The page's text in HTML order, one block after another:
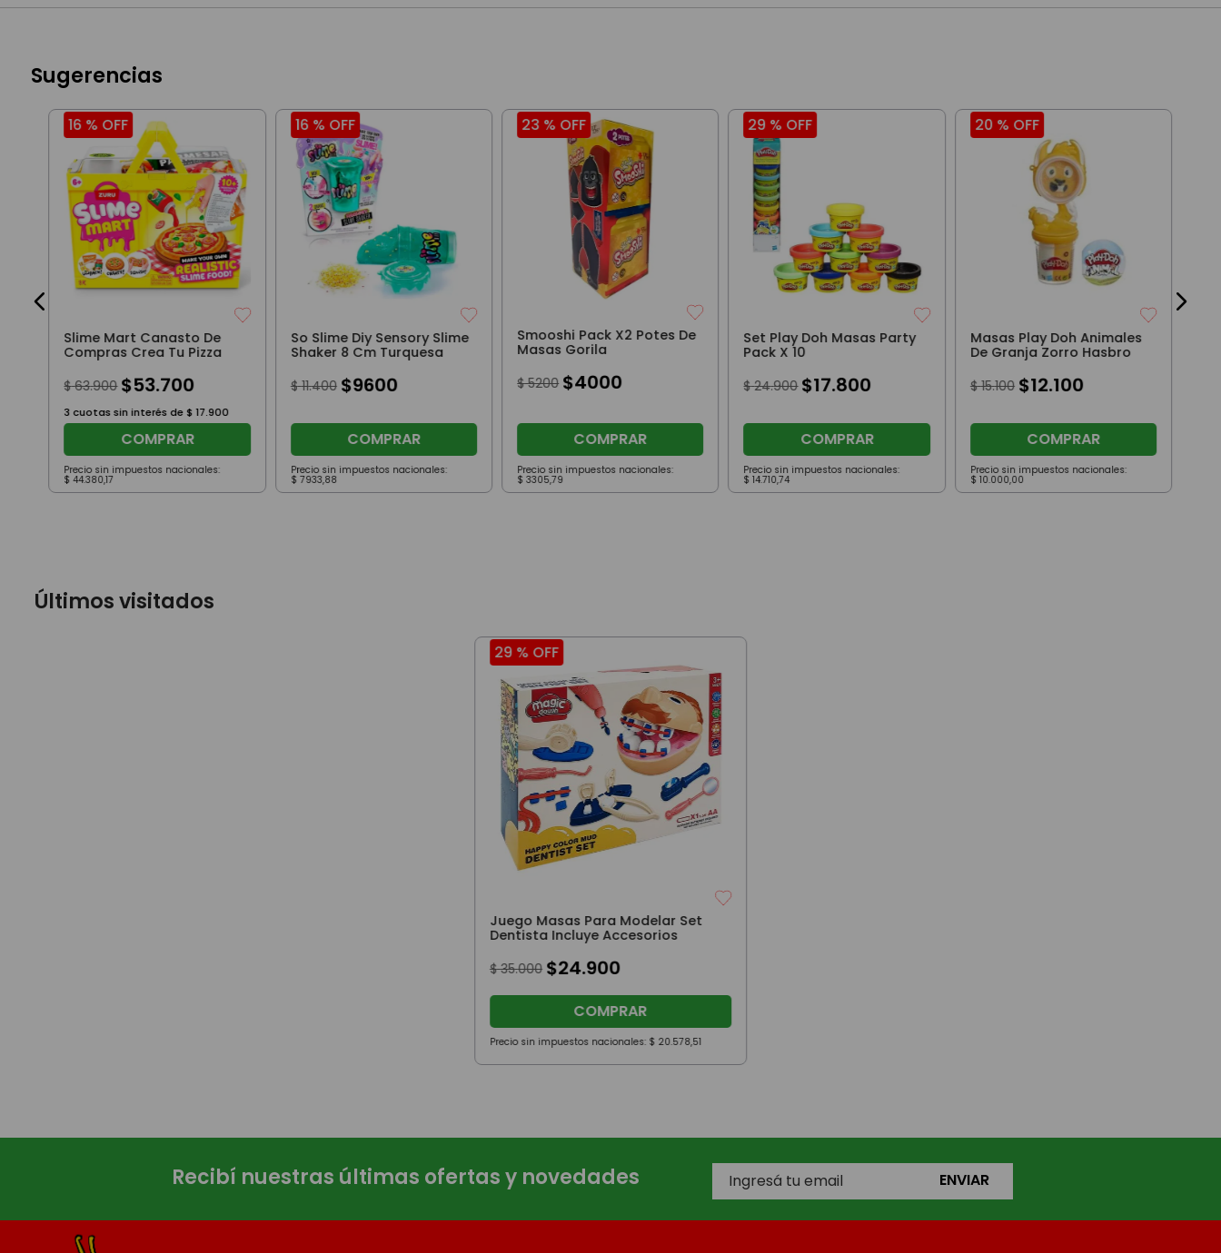
Sugerencias
16 % OFF
Slime Mart Canasto De
Compras Crea Tu Pizza
$ 63.900 $53.700
3 cuotas sin interés de $ 17.900
COMPRAR
Precio sin impuestos nacionales:
$ 44.380,17
16 % OFF
So Slime Diy Sensory Slime
Shaker 8 Cm Turquesa
$ 11.400 $9600
COMPRAR
Precio sin impuestos nacionales:
$ 7933,88
23 % OFF
Smooshi Pack X2 Potes De
Masas Gorila
$ 5200 $4000
COMPRAR
Precio sin impuestos nacionales:
$ 3305,79
29 % OFF
Set Play Doh Masas Party
Pack X 10
$ 24.900 $17.800
COMPRAR
Precio sin impuestos nacionales:
$ 14.710,74
20 % OFF
Masas Play Doh Animales
De Granja Zorro Hasbro
$ 15.100 $12.100
COMPRAR
Precio sin impuestos nacionales:
$ 10.000,00
Últimos visitados
29 %OFF
Juego Masas Para Modelar Set
Dentista Incluye Accesorios
$ 35.000 $24.900
COMPRAR
Precio sin impuestos nacionales: $ 20.578,51
Recibí nuestras últimas ofertas y novedades ENVIAR